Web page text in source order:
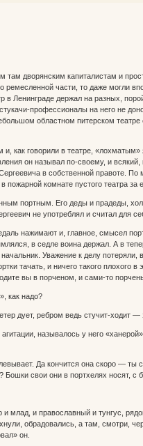
дворянским капиталистам и
части, то даже могли
держал на разных,
профессионалы на него не
областном питерском театре
как говорили в театре,
он называл по-своему, и всякий,
в собственной правоте.
комнате пустого театра за
портным. Его деды и прадеды,
не употреблял и считал для
нажимают и, главное, смысел
в седле воина держал. А в
Уважение к делу
тачать, и ничего такого плохого
вы в порченом, и сами-то
как надо?
дует, ребром ведь стучит-ходит
называлось у него
Да кончится она скоро —
свои они в портхелях носят, с
и православный и тунгус,
обрадовались, а там, смотри,
он.